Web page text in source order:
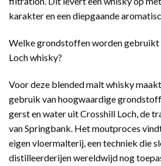
karakter en een diepgaande
Welke grondstoffen worden
Loch whisky?
Voor deze blended malt whisky
gebruik van hoogwaardige
gerst en water uit Crosshill Loch, de
van Springbank. Het moutproces
eigen vloermalterij, een techniek die
distilleerderijen wereldwijd nog